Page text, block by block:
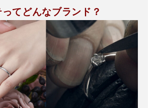
ってどんなブランド？